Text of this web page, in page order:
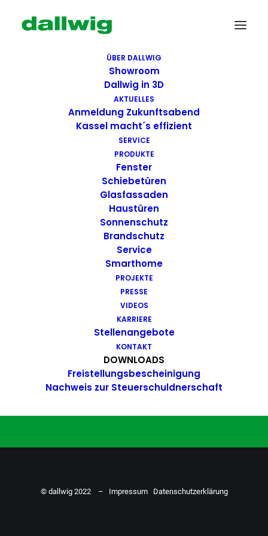
ÜBER DALLWIG
Showroom
Dallwig in 3D
AKTUELLES
Anmeldung Zukunftsabend
Kassel macht´s effizient
SERVICE
PRODUKTE
Fenster
Schiebetüren
Glasfassaden
Haustüren
Sonnenschutz
Brandschutz
Service
Smarthome
PROJEKTE
PRESSE
VIDEOS
KARRIERE
Stellenangebote
KONTAKT
DOWNLOADS
Freistellungsbescheinigung
Nachweis zur Steuerschuldnerschaft
Wir suchen Dich!
Dallwig bietet
Perspektive
Du hast Bock auf einen Job mit
Action. Bewirb dich ganz einfach
ZU DEN STELLENANGEBOTEN
© dallwig 2022 – Impressum Datenschutzerklärung